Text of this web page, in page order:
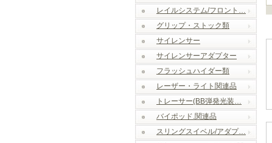
レイルシステム/フロント…
グリップ・ストック類
サイレンサー
サイレンサーアダプター
フラッシュハイダー類
レーザー・ライト関連品
トレーサー(BB弾発光装…
バイポッド.関連品
スリングスイベル/アダプ…